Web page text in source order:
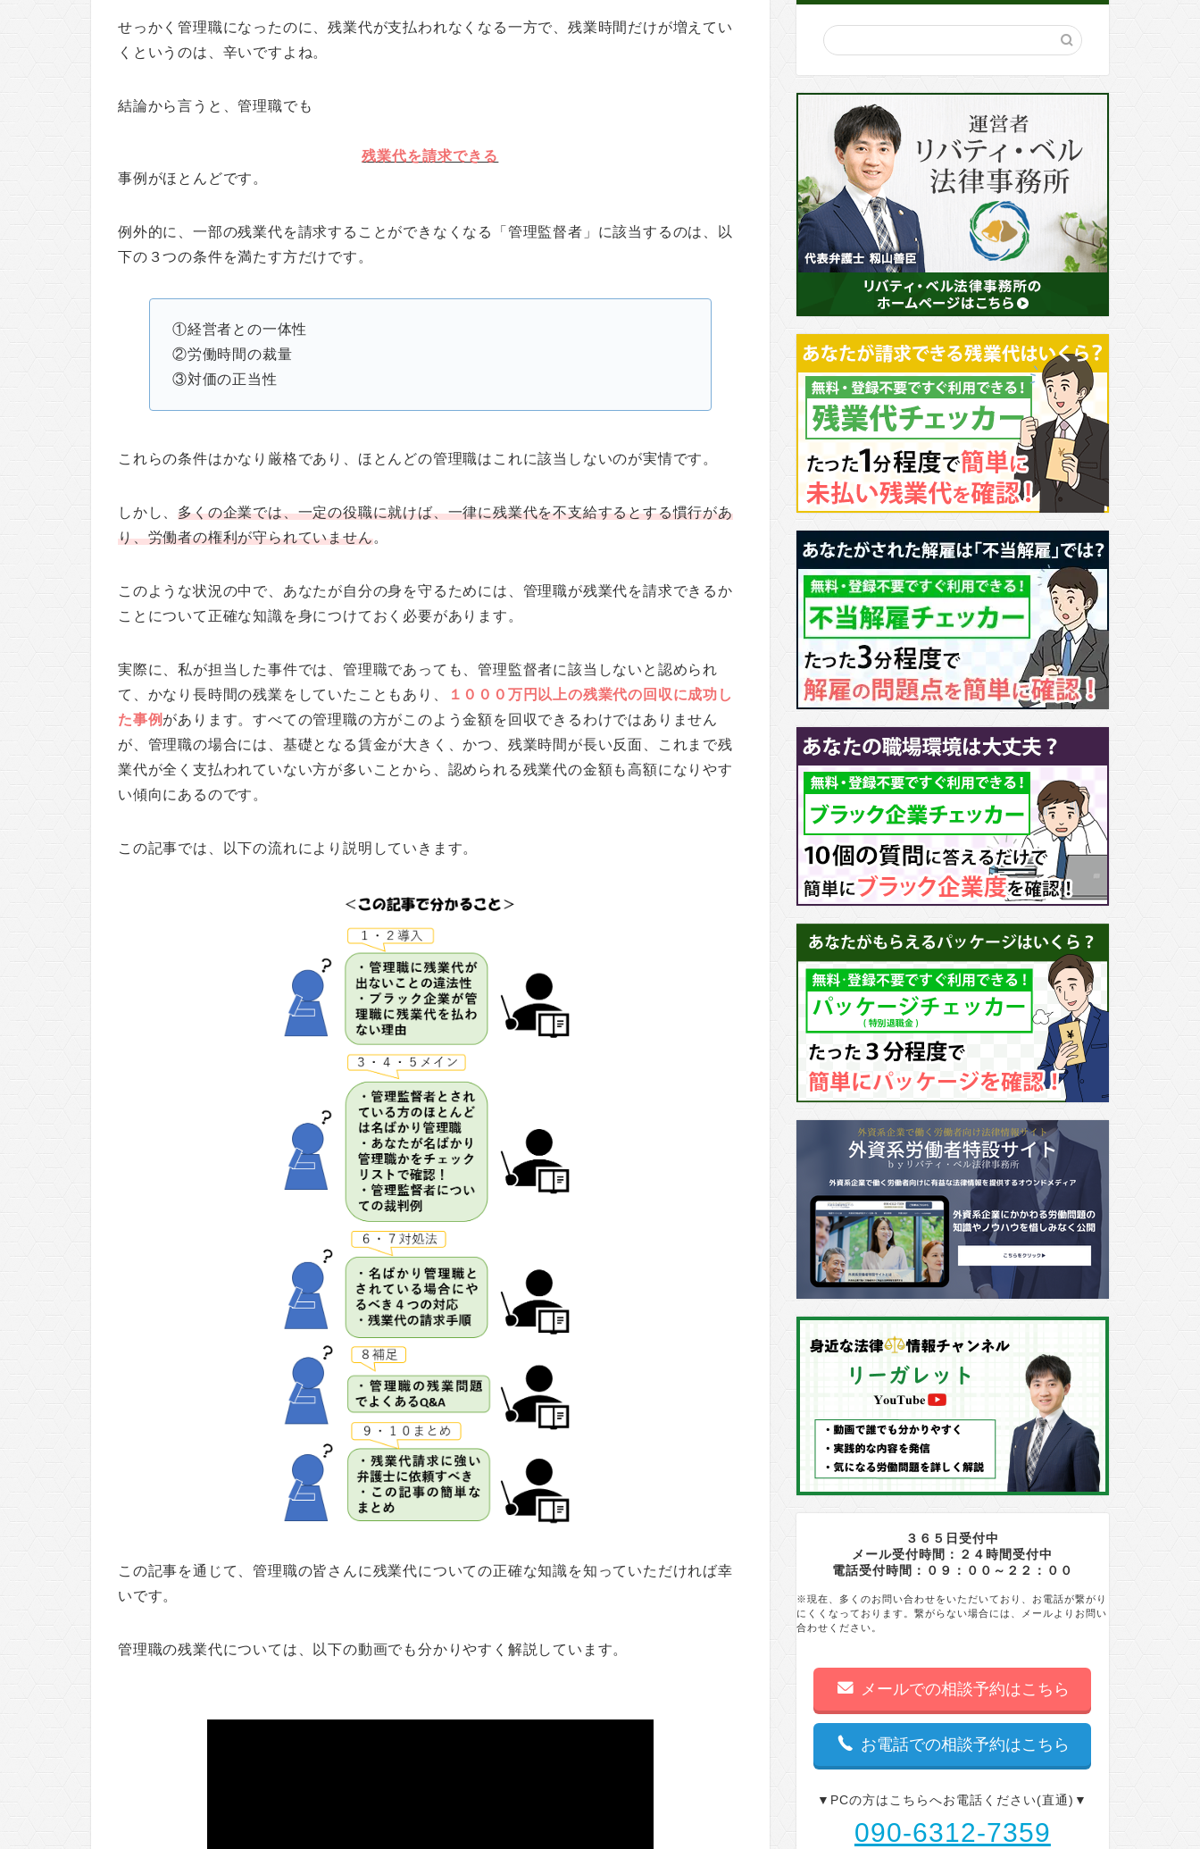
せっかく管理職になったのに、残業代が支払われなくなる一方で、残業時間だけが増えてい
くというのは、辛いですよね。
結論から言うと、管理職でも
残業代を請求できる
事例がほとんどです。
例外的に、一部の残業代を請求することができなくなる「管理監督者」に該当するのは、以
下の３つの条件を満たす方だけです。
①経営者との一体性
②労働時間の裁量
③対価の正当性
これらの条件はかなり厳格であり、ほとんどの管理職はこれに該当しないのが実情です。
しかし、多くの企業では、一定の役職に就けば、一律に残業代を不支給するとする慣行があ
り、労働者の権利が守られていません。
このような状況の中で、あなたが自分の身を守るためには、管理職が残業代を請求できるか
ことについて正確な知識を身につけておく必要があります。
実際に、私が担当した事件では、管理職であっても、管理監督者に該当しないと認められ
て、かなり長時間の残業をしていたこともあり、
１０００万円以上の残業代の回収に成功し
た事例 があります。すべての管理職の方がこのよう金額を回収できるわけではありません
が、管理職の場合には、基礎となる賃金が大きく、かつ、残業時間が長い反面、これまで残
業代が全く支払われていない方が多いことから、認められる残業代の金額も高額になりやす
い傾向にあるのです。
この記事では、以下の流れにより説明していきます。
この記事を通じて、管理職の皆さんに残業代についての正確な知識を知っていただければ幸
いです。
管理職の残業代については、以下の動画でも分かりやすく解説しています。
３６５日受付中
メール受付時間：２４時間受付中
電話受付時間：０９：００～２２：００
※現在、多くのお問い合わせをいただいており、お電話が繋がり
にくくなっております。繋がらない場合には、メールよりお問い
合わせください。
メールでの相談予約はこちら
お電話での相談予約はこちら
▼PCの方はこちらへお電話ください(直通)▼
090-6312-7359